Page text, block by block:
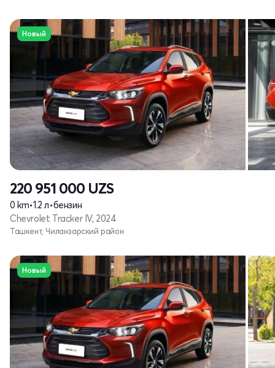
Новый
220 951 000 UZS
0 km•1.2 л•бензин
Chevrolet Tracker IV, 2024
Ташкент, Чиланзарский район
Новый